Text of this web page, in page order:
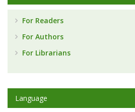
For Readers
For Authors
For Librarians
Language